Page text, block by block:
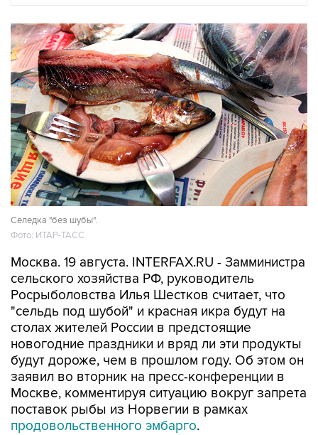
Селедка "без шубы".
Фото: ИТАР-ТАСС
Москва. 19 августа. INTERFAX.RU - Замминистра
сельского хозяйства РФ, руководитель
Росрыболовства Илья Шестков считает, что
"сельдь под шубой" и красная икра будут на
столах жителей России в предстоящие
новогодние праздники и вряд ли эти продукты
будут дороже, чем в прошлом году. Об этом он
заявил во вторник на пресс-конференции в
Москве, комментируя ситуацию вокруг запрета
поставок рыбы из Норвегии в рамках
продовольственного эмбарго.